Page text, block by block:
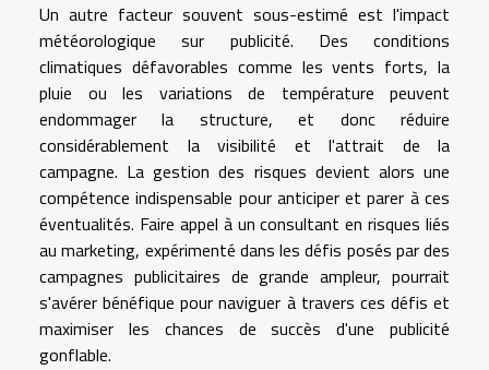
Un autre facteur souvent sous-estimé est l'impact
météorologique sur publicité. Des conditions
climatiques défavorables comme les vents forts, la
pluie ou les variations de température peuvent
endommager la structure, et donc réduire
considérablement la visibilité et l'attrait de la
campagne. La gestion des risques devient alors une
compétence indispensable pour anticiper et parer à ces
éventualités. Faire appel à un consultant en risques liés
au marketing, expérimenté dans les défis posés par des
campagnes publicitaires de grande ampleur, pourrait
s'avérer bénéfique pour naviguer à travers ces défis et
maximiser les chances de succès d'une publicité
gonflable.